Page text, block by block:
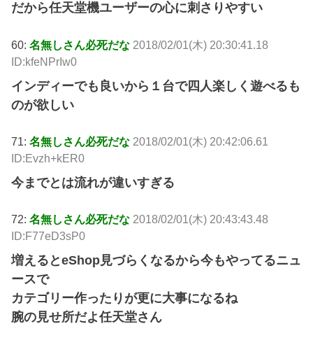
だから任天堂機ユーザーの心に刺さりやすい
60:名無しさん必死だな 2018/02/01(木) 20:30:41.18
ID:kfeNPrIw0
インディーでも良いから１台で四人楽しく遊べるも
のが欲しい
71:名無しさん必死だな 2018/02/01(木) 20:42:06.61
ID:Evzh+kER0
今までとは流れが違いすぎる
72:名無しさん必死だな 2018/02/01(木) 20:43:43.48
ID:F77eD3sP0
増えるとeShop見づらくなるから今もやってるニュ
ースで
カテゴリー作ったりが更に大事になるね
腕の見せ所だよ任天堂さん